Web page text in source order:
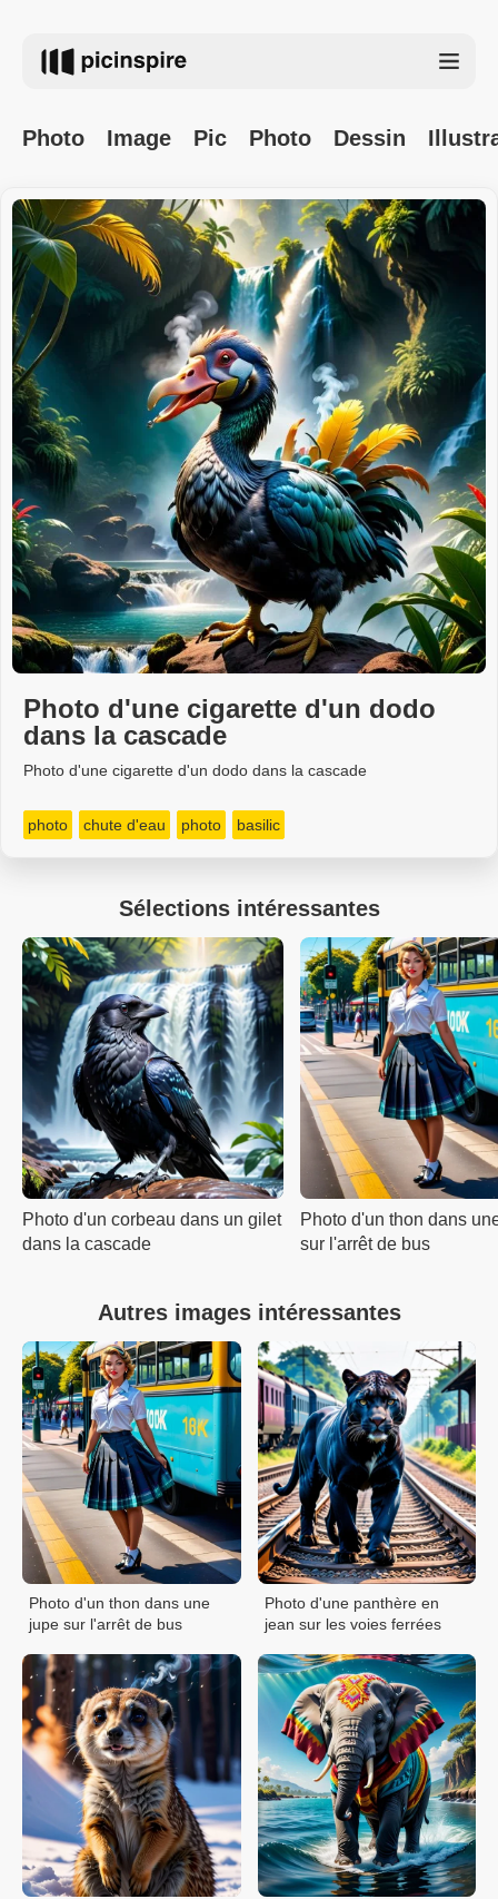
Photo Image Pic Photo Dessin
Photo d'une cigarette d'un dodo
dans la cascade
Photo d'une cigarette d'un dodo dans la cascade
photo chute d'eau photo basilic
Sélections intéressantes
Photo d'un corbeau dans un gilet
dans la cascade
Photo d'un thon dans
sur l'arrêt de bus
Autres images intéressantes
Photo d'un thon dans une
jupe sur l'arrêt de bus
Photo d'une panthère en
jean sur les voies ferrées